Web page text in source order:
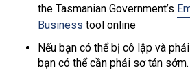
the Tasmanian Government’s
Business tool online
Nếu bạn có thể bị cô lập và
bạn có thể cần phải sơ tán sớm.